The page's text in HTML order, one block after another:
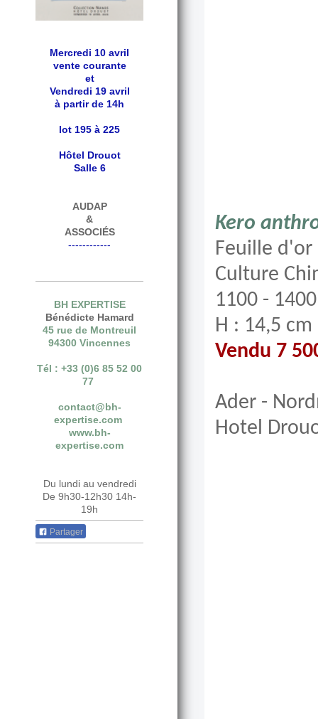
Mercredi 10 avril
vente courante
et
Vendredi 19 avril
à partir de 14h
lot 195 à 225
Hôtel Drouot
Salle 6
AUDAP
&
ASSOCIÉS
------------
BH EXPERTISE
Bénédicte Hamard
45 rue de Montreuil
94300 Vincennes
Tél : +33 (0)6 85 52 00
77
contact@bh-
expertise.com
www.bh-
expertise.com
Du lundi au vendredi
De 9h30-12h30 14h-
19h
Partager
Kero
Feuille d'or
Culture
1100 -
H : 14,5
Vendu 7
Ader -
Hotel